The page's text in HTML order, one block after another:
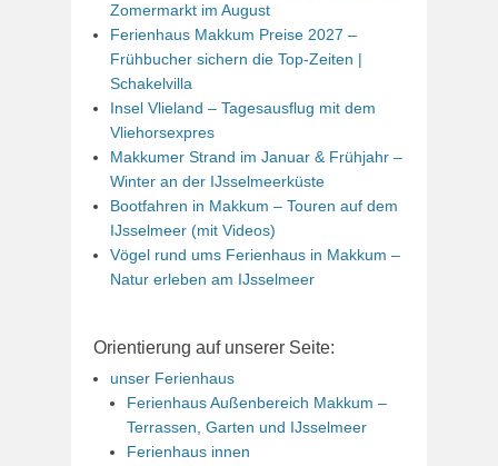
Zomermarkt im August
Ferienhaus Makkum Preise 2027 –
Frühbucher sichern die Top-Zeiten |
Schakelvilla
Insel Vlieland – Tagesausflug mit dem
Vliehorsexpres
Makkumer Strand im Januar & Frühjahr –
Winter an der IJsselmeerküste
Bootfahren in Makkum – Touren auf dem
IJsselmeer (mit Videos)
Vögel rund ums Ferienhaus in Makkum –
Natur erleben am IJsselmeer
Orientierung auf unserer Seite:
unser Ferienhaus
Ferienhaus Außenbereich Makkum –
Terrassen, Garten und IJsselmeer
Ferienhaus innen